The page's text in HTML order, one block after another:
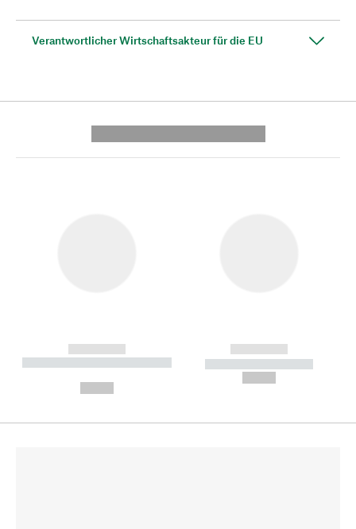
Verantwortlicher Wirtschaftsakteur für die EU
------------
----------- ----------- --------
------------
----------- -----------